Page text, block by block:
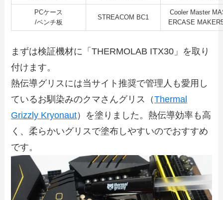
PCケース
/ベンチ板
STREACOM BC1
Cooler Master
ERCASE
まずは検証機材に「THERMOLAB ITX30」を取り
付けます。
熱伝導グリスには当サイト推奨で管理人も愛用し
ているお馴染みのクマさんグリス（Thermal
Grizzly Kryonaut）を塗りました。熱伝導効率も高
く、柔らかいグリスで塗布しやすいのでおすすめ
です。